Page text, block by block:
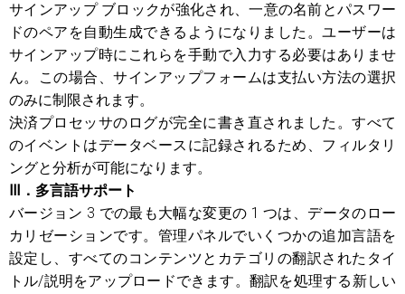
サインアップ ブロックが強化され、一意の名前とパスワー
ドのペアを自動生成できるようになりました。ユーザーは
サインアップ時にこれらを手動で入力する必要はありませ
ん。この場合、サインアップフォームは支払い方法の選択
のみに制限されます。
決済プロセッサのログが完全に書き直されました。すべて
のイベントはデータベースに記録されるため、フィルタリ
ングと分析が可能になります。
Ⅲ．多言語サポート
バージョン 3 での最も大幅な変更の 1 つは、データのロー
カリゼーションです。管理パネルでいくつかの追加言語を
設定し、すべてのコンテンツとカテゴリの翻訳されたタイ
トル/説明をアップロードできます。翻訳を処理する新しい